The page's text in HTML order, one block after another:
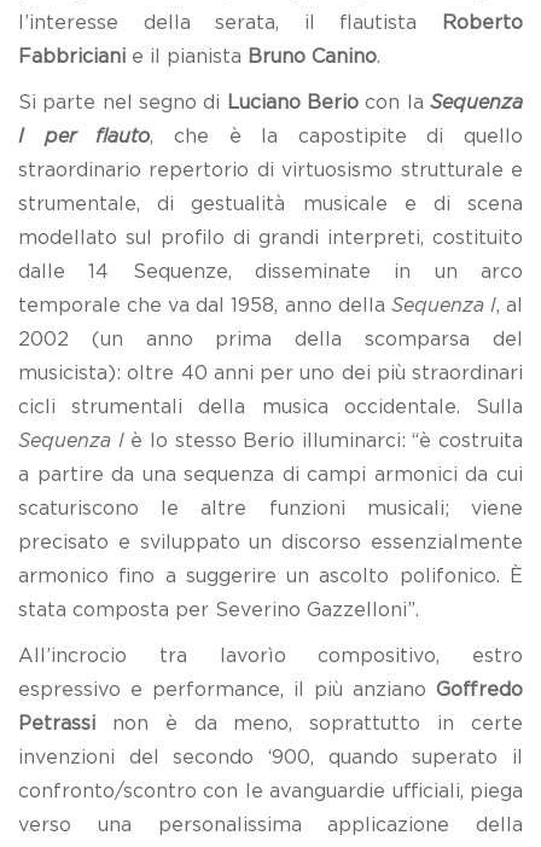
l’interesse della serata, il flautista
Roberto
Fabbriciani e il pianista Bruno Canino.
Si parte nel segno di Luciano Berio con laSequenza
I per flauto, che è la capostipite di quello
straordinario repertorio di virtuosismo strutturale e
strumentale, di gestualità musicale e di scena
modellato sul profilo di grandi interpreti, costituito
dalle 14 Sequenze, disseminate in un arco
temporale che va dal 1958, anno della Sequenza I, al
2002 (un anno prima della scomparsa del
musicista): oltre 40 anni per uno dei più straordinari
cicli strumentali della musica occidentale. Sulla
Sequenza Iè lo stesso Berio illuminarci: “è costruita
a partire da una sequenza di campi armonici da cui
scaturiscono le altre funzioni musicali; viene
precisato e sviluppato un discorso essenzialmente
armonico fino a suggerire un ascolto polifonico. È
stata composta per Severino Gazzelloni”.
All’incrocio tra lavorìo compositivo, estro
espressivo e performance, il più anziano Goffredo
Petrassi non è da meno, soprattutto in certe
invenzioni del secondo ‘900, quando superato il
confronto/scontro con le avanguardie ufficiali, piega
verso una personalissima applicazione della